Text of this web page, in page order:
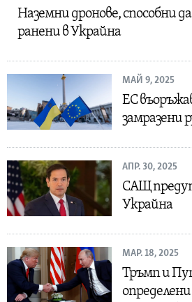
Наземни дронове, способни
ранени в Украйна
МАЙ 9, 2025
ЕС
замразени
АПР. 30, 2025
САЩ
Украйна
МАР. 18, 2025
Тръмп и